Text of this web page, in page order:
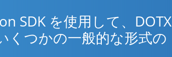
SDK を使用して、DOTX
くつかの一般的な形式の